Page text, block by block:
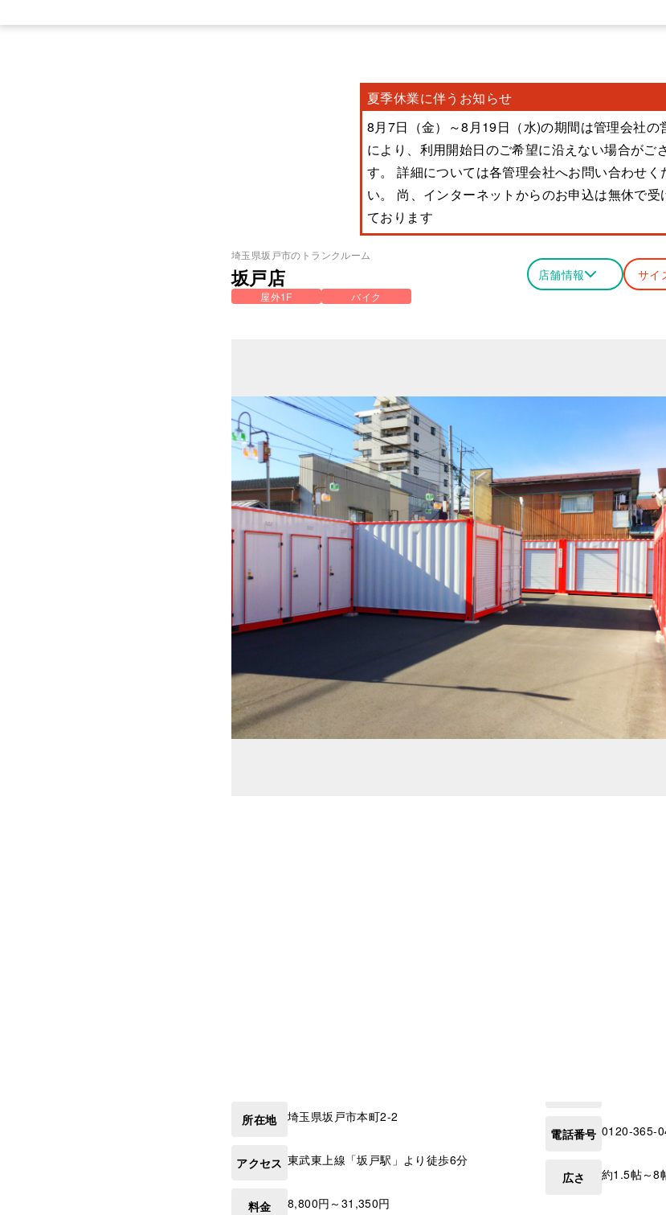
夏季休業に伴うお知らせ
8月7日（金）～8月19日（水)の期間は管理会社の
により、利用開始日のご希望に沿えない場合がご
す。 詳細については各管理会社へお問い合わせく
い。 尚、インターネットからのお申込は無休で受
ております
埼玉県坂戸市のトランクルーム
坂戸店
屋外1F バイク
店舗情報 サイ
所在地 埼玉県坂戸市本町2-2
アクセス 東武東上線「坂戸駅」より徒歩6分
料金 8,800円～31,350円
電話番号 0120-365-
広さ 約1.5帖～8